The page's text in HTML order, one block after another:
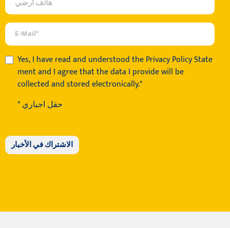
Yes, I have read and understood thePrivacy Policy State
mentand I agree that the data I provide will be
collected and stored electronically.*
* حقل اجباري